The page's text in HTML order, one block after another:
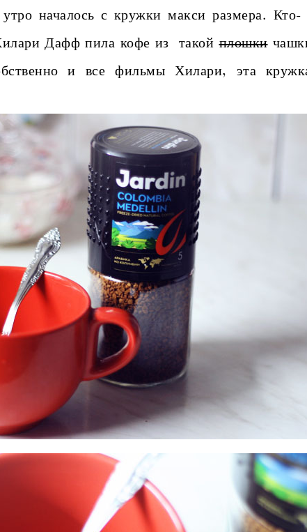
началось с кружки макси размера.
Дафф пила кофе из такойплошки
и все фильмы Хилари, эта